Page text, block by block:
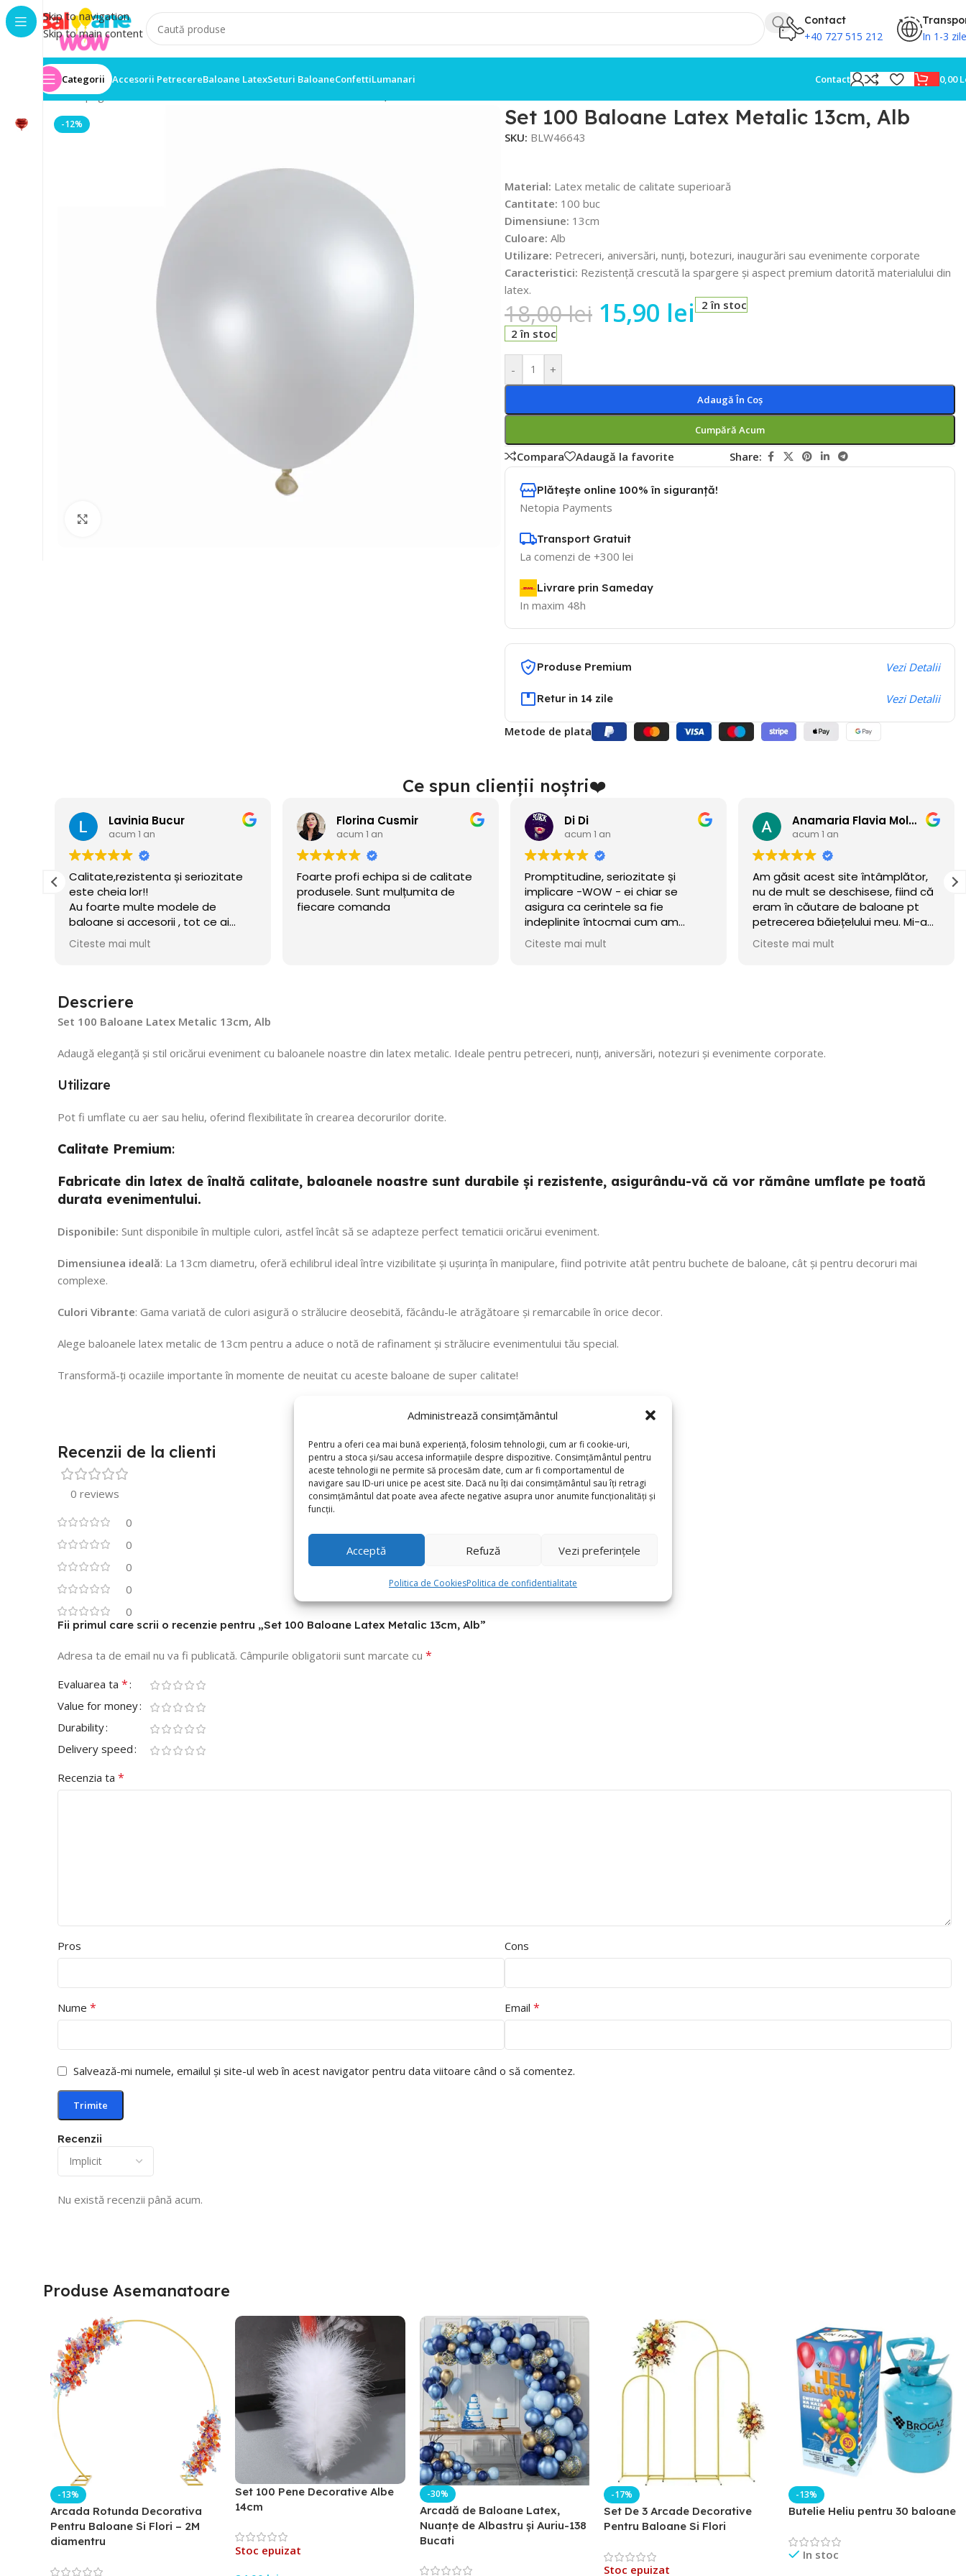
Administrează consimțământul
Pentru a oferi cea mai bună experiență, folosim tehnologii, cum ar fi cookie-uri,
pentru a stoca și/sau accesa informațiile despre dispozitive. Consimțământul pentru
aceste tehnologii ne permite să procesăm date, cum ar fi comportamentul de
navigare sau ID-uri unice pe acest site. Dacă nu îți dai consimțământul sau îți retragi
consimțământul dat poate avea afecte negative asupra unor anumite funcționalități și
funcții.
Acceptă Refuză Vezi preferințele
Politica de CookiesPolitica de confidentialitate
Skip to navigation
Skip to main content
Contact
+40 727 515 212 In 1-3 zile
Categorii Accesorii PetrecereBaloane LatexSeturi BaloaneConfettiLumanari Contact 0,00
Prima pagină
-12% Set 100 Baloane Latex Metalic 13cm, Alb
SKU: BLW46643
Material: Latex metalic de calitate superioară
Cantitate: 100 buc
Dimensiune: 13cm
Culoare: Alb
Utilizare: Petreceri, aniversări, nunți, botezuri, inaugurări sau evenimente corporate
Caracteristici: Rezistență crescută la spargere și aspect premium datorită materialului din
latex.
18,00lei 15,90 lei
2 în stoc
2 în stoc
- +
Adaugă În Coș
Cumpără Acum
Compara Adaugă la favorite Share:
Plătește online 100% în siguranță!
Netopia Payments
Transport Gratuit
La comenzi de +300 lei
Livrare prin Sameday
In maxim 48h
Produse Premium Vezi Detalii
Retur in 14 zile Vezi Detalii
Metode de plata
Ce spun clienții noștri❤️
Lavinia Bucur
acum 1 an
Calitate,rezistenta și seriozitate
este cheia lor!!
Au foarte multe modele de
baloane si accesorii , tot ce ai
nevoie pentru petrecerea celui
mic!! Am și acum baloane umflate
Citeste mai mult
Florina Cusmir
acum 1 an
Foarte profi echipa si de calitate
produsele. Sunt mulțumita de
fiecare comanda
Di Di
acum 1 an
Promptitudine, seriozitate și
implicare -WOW - ei chiar se
asigura ca cerintele sa fie
indeplinite întocmai cum am
cerut!
Citeste mai mult
Anamaria Flavia Moldovan
acum 1 an
Am găsit acest site întâmplător,
nu de mult se deschisese, fiind că
eram în căutare de baloane pt
petrecerea băiețelului meu. Mi-am
incercat norocul și a meritat.
Baloanele sunt chiar wow 🏆
Citeste mai mult
Descriere
Set 100 Baloane Latex Metalic 13cm, Alb
Adaugă eleganță și stil oricărui eveniment cu baloanele noastre din latex metalic. Ideale pentru petreceri, nunți, aniversări, notezuri și evenimente corporate.
Utilizare
Pot fi umflate cu aer sau heliu, oferind flexibilitate în crearea decorurilor dorite.
Calitate Premium:
Fabricate din latex de înaltă calitate, baloanele noastre sunt durabile și rezistente, asigurându-vă că vor rămâne umflate pe toată
durata evenimentului.
Disponibile: Sunt disponibile în multiple culori, astfel încât să se adapteze perfect tematicii oricărui eveniment.
Dimensiunea ideală: La 13cm diametru, oferă echilibrul ideal între vizibilitate și ușurința în manipulare, fiind potrivite atât pentru buchete de baloane, cât și pentru decoruri mai
complexe.
Culori Vibrante: Gama variată de culori asigură o strălucire deosebită, făcându-le atrăgătoare și remarcabile în orice decor.
Alege baloanele latex metalic de 13cm pentru a aduce o notă de rafinament și strălucire evenimentului tău special.
Transformă-ți ocaziile importante în momente de neuitat cu aceste baloane de super calitate!
Recenzii de la clienti
0 reviews
0
0
0
0
0
Recenzii
Nu există recenzii până acum.
Fii primul care scrii o recenzie pentru „Set 100 Baloane Latex Metalic 13cm, Alb”
Adresa ta de email nu va fi publicată. Câmpurile obligatorii sunt marcate cu *
Evaluarea ta *
Value for money
Durability
Delivery speed
Recenzia ta *
Pros Cons
Nume * Email *
Salvează-mi numele, emailul și site-ul web în acest navigator pentru data viitoare când o să comentez.
Produse Asemanatoare
-13%
Arcada Rotunda Decorativa
Pentru Baloane Si Flori – 2M
diamentru
Set 100 Pene Decorative Albe
14cm
Stoc epuizat
-30%
Arcadă de Baloane Latex,
Nuanțe de Albastru și Auriu-138
Bucati
-17%
Set De 3 Arcade Decorative
Pentru Baloane Si Flori
Stoc epuizat
-13%
Butelie Heliu pentru 30 baloane
In stoc